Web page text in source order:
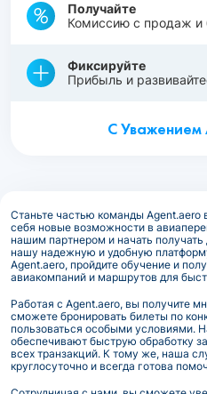
Получайте
Комиссию с продаж и
Фиксируйте
Прибыль и
С
Станьте частью команды Agent.aero
себя новые возможности в
нашим партнером и начать
нашу надежную и удобную
Agent.aero, пройдите обучение и
авиакомпаний и маршрутов для
Работая с Agent.aero, вы получите
сможете бронировать билеты по
пользоваться особыми условиями.
обеспечивают быструю обработку
всех транзакций. К тому же, наша
круглосуточно и всегда готова